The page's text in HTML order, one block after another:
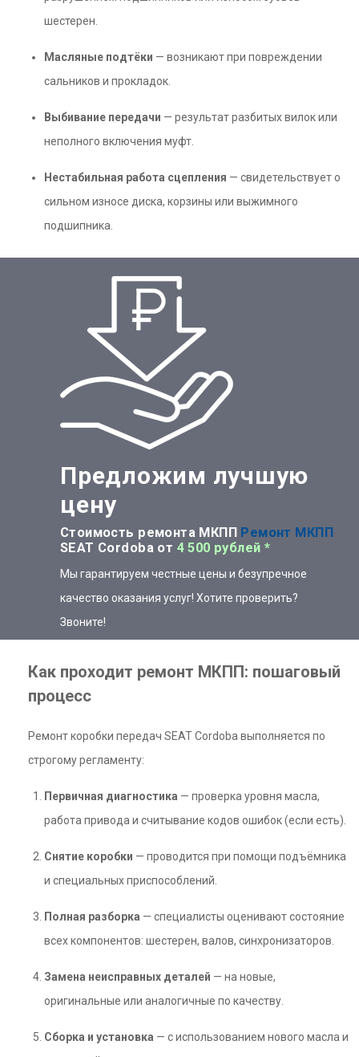
шестерен.
Масляные подтёки — возникают при повреждении
сальников и прокладок.
Выбивание передачи — результат разбитых вилок или
неполного включения муфт.
Нестабильная работа сцепления — свидетельствует о
сильном износе диска, корзины или выжимного
подшипника.
Предложим лучшую
цену
Стоимость ремонта МКПП Ремонт МКПП
SEAT Cordoba от 4 500 рублей *
Мы гарантируем честные цены и безупречное
качество оказания услуг! Хотите проверить?
Звоните!
Как проходит ремонт МКПП: пошаговый
процесс
Ремонт коробки передач SEAT Cordoba выполняется по
строгому регламенту:
Первичная диагностика — проверка уровня масла,
работа привода и считывание кодов ошибок (если есть).
Снятие коробки — проводится при помощи подъёмника
и специальных приспособлений.
Полная разборка — специалисты оценивают состояние
всех компонентов: шестерен, валов, синхронизаторов.
Замена неисправных деталей — на новые,
оригинальные или аналогичные по качеству.
Сборка и установка — с использованием нового масла и